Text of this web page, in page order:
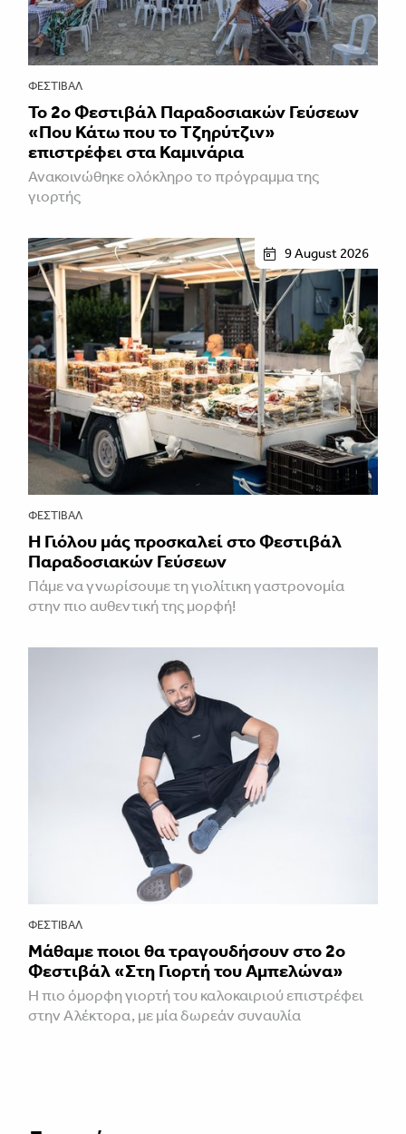
ΦΕΣΤΙΒΑΛ
Το 2ο Φεστιβάλ Παραδοσιακών Γεύσεων
«Που Κάτω που το Τζηρύτζιν»
επιστρέφει στα Καμινάρια
Ανακοινώθηκε ολόκληρο το πρόγραμμα της
γιορτής
9 August 2026
ΦΕΣΤΙΒΑΛ
Η Γιόλου μάς προσκαλεί στο Φεστιβάλ
Παραδοσιακών Γεύσεων
Πάμε να γνωρίσουμε τη γιολίτικη γαστρονομία
στην πιο αυθεντική της μορφή!
ΦΕΣΤΙΒΑΛ
Μάθαμε ποιοι θα τραγουδήσουν στο 2ο
Φεστιβάλ «Στη Γιορτή του Αμπελώνα»
Η πιο όμορφη γιορτή του καλοκαιριού επιστρέφει
στην Αλέκτορα, με μία δωρεάν συναυλία